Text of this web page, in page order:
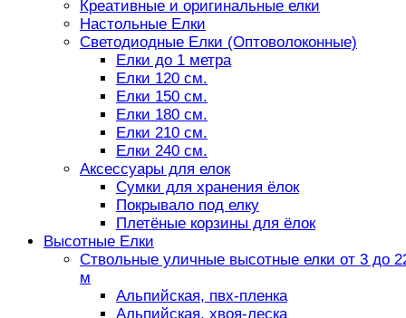
Креативные и оригинальные елки
Настольные Елки
Светодиодные Елки (Оптоволоконные)
Елки до 1 метра
Елки 120 см.
Елки 150 см.
Елки 180 см.
Елки 210 см.
Елки 240 см.
Аксессуары для елок
Сумки для хранения ёлок
Покрывало под елку
Плетёные корзины для ёлок
Высотные Елки
Ствольные уличные высотные елки от 3 до
м
Альпийская, пвх-пленка
Альпийская, хвоя-леска